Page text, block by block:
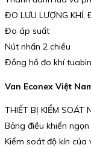
ĐO LƯU LƯỢNG KHÍ,
Đo áp suất
Nút nhấn 2 chiều
Đồng hồ đo khí
Van Econex Việt
THIẾT BỊ KIỂM SOÁT
Bảng điều khiển
Kiểm soát độ kín của